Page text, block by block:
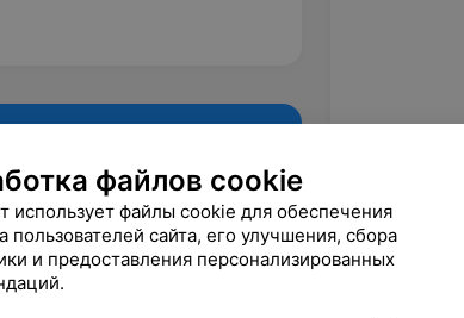
файлов cookie
использует файлы cookie для обеспечения
пользователей сайта, его улучшения, сбора
и предоставления персонализированных